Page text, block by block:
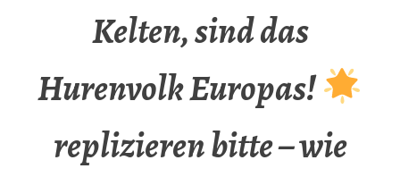
Kelten, sind das
Hurenvolk Europas!
replizieren bitte – wie